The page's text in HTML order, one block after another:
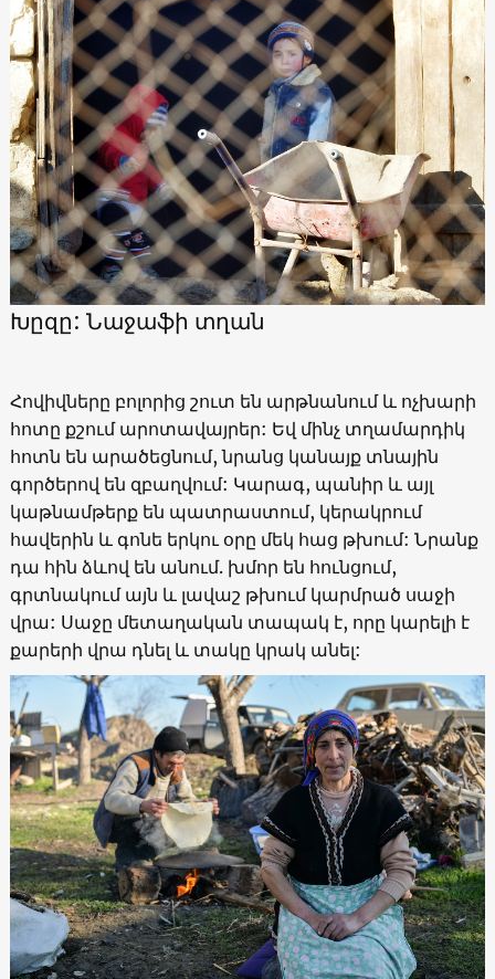
Խըզը: Նաջաֆի տղան
Հովիվները բոլորից շուտ են արթնանում և ոչխարի
հոտը քշում արոտավայրեր: Եվ մինչ տղամարդիկ
հոտն են արածեցնում, նրանց կանայք տնային
գործերով են զբաղվում: Կարագ, պանիր և այլ
կաթնամթերք են պատրաստում, կերակրում
հավերին և գոնե երկու օրը մեկ հաց թխում: Նրանք
դա հին ձևով են անում. խմոր են հունցում,
գրտնակում այն և լավաշ թխում կարմրած սաջի
վրա: Սաջը մետաղական տապակ է, որը կարելի է
քարերի վրա դնել և տակը կրակ անել: